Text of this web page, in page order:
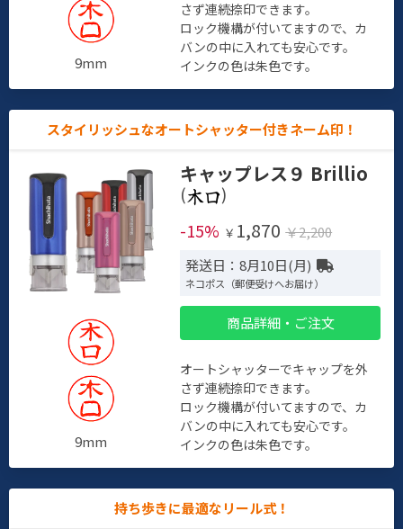
9mm
さず連続捺印できます。
ロック機構が付いてますので、カ
バンの中に入れても安心です。
インクの色は朱色です。
スタイリッシュなオートシャッター付きネーム印！
9mm
キャップレス９ Brillio
(
)
-15% ￥ 1,870 ￥2,200
発送日：8月10日(月)
ネコポス（郵便受けへお届け）
商品詳細・ご注文
オートシャッターでキャップを外
さず連続捺印できます。
ロック機構が付いてますので、カ
バンの中に入れても安心です。
インクの色は朱色です。
持ち歩きに最適なリール式！